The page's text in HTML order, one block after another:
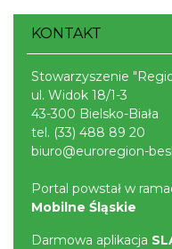
KONTAKT
Stowarzyszenie
ul. Widok 18/1-3
43-300 Bielsko-Biała
tel. (33) 488 89 20
biuro@euroregion-
Portal powstał w
Mobilne Śląskie
Darmowa aplikacja